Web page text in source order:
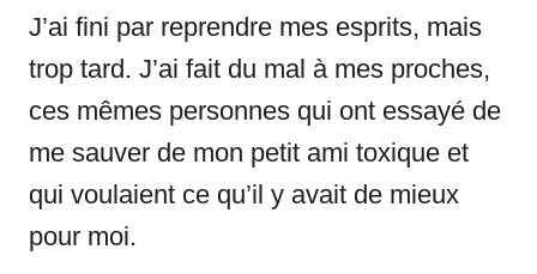
J’ai fini par reprendre mes esprits, mais
trop tard. J’ai fait du mal à mes proches,
ces mêmes personnes qui ont essayé de
me sauver de mon petit ami toxique et
qui voulaient ce qu’il y avait de mieux
pour moi.